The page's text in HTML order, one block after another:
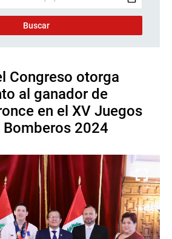
Congreso otorga
al ganador de
en el XV Juegos
2024